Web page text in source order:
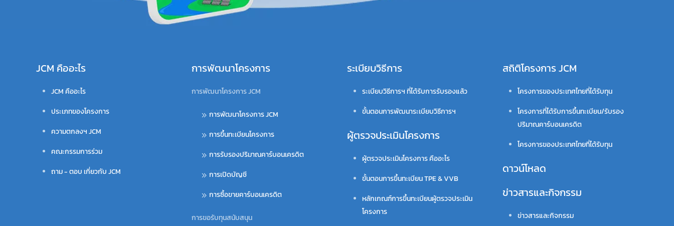
JCM คืออะไร
JCM คืออะไร
ประเภทของโครงการ
ความตกลงฯ JCM
คณะกรรมการร่วม
ถาม - ตอบ เกี่ยวกับ JCM
การพัฒนาโครงการ
การพัฒนาโครงการ JCM
การพัฒนาโครงการ JCM
การขึ้นทะเบียนโครงการ
การรับรองปริมาณคาร์บอนเครดิต
การเปิดบัญชี
การซื้อขายคาร์บอนเครดิต
การขอรับทุนสนับสนุน
ระเบียบวิธีการ
ระเบียบวิธีการฯ ที่ได้รับการรับรองแล้ว
ขั้นตอนการพัฒนาระเบียบวิธีการฯ
ผู้ตรวจประเมินโครงการ
ผู้ตรวจประเมินโครงการ คืออะไร
ขั้นตอนการขึ้นทะเบียน TPE & VVB
หลักเกณฑ์การขึ้นทะเบียนผู้ตรวจประเมิน
โครงการ
สถิติโครงการ JCM
โครงการของประเทศไทยที่ได้รับทุน
โครงการที่ได้รับการขึ้นทะเบียน/รับรอง
ปริมาณคาร์บอนเครดิต
โครงการของประเทศไทยที่ได้รับทุน
ดาวน์โหลด
ข่าวสารและกิจกรรม
ข่าวสารและกิจกรรม